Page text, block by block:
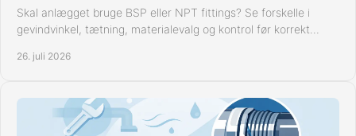
Skal anlægget bruge BSP eller NPT fittings? Se forskelle i
gevindvinkel, tætning, materialevalg og kontrol før korrekt
26. juli 2026